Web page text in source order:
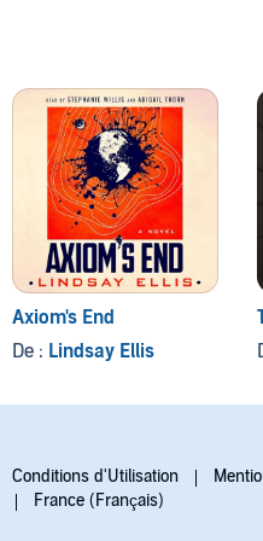
Axiom's End
De : Lindsay Ellis
Conditions d'Utilisation
France (Français)